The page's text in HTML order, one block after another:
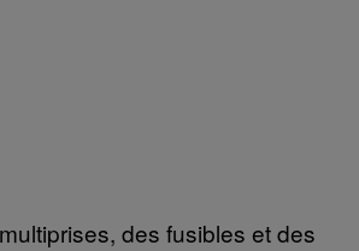
des fusibles et des